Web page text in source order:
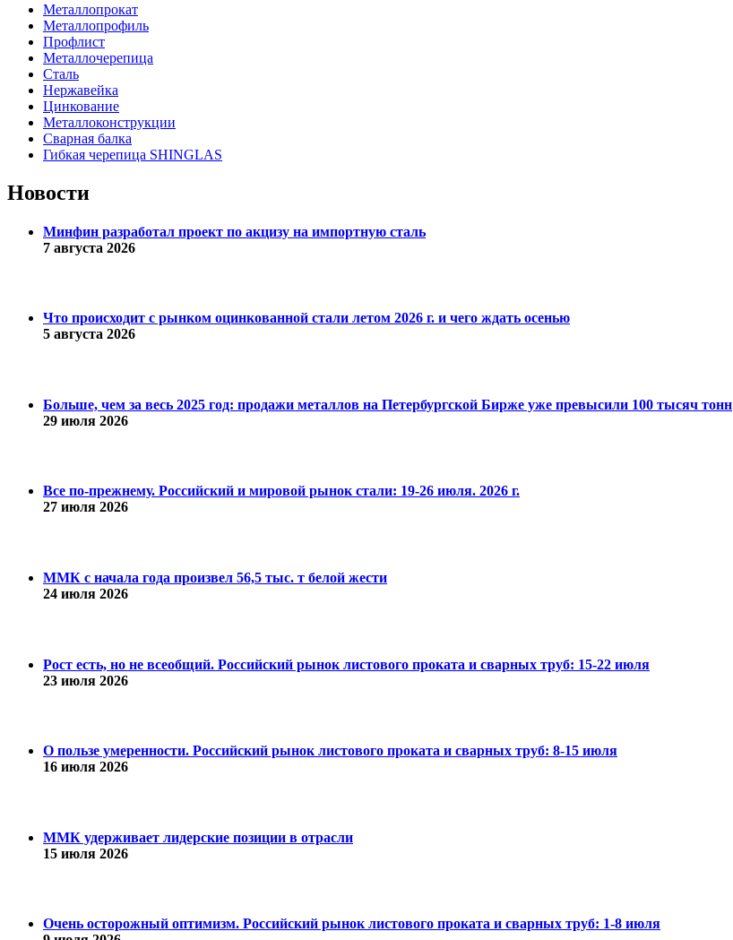
Металлопрокат
Металлопрофиль
Профлист
Металлочерепица
Сталь
Нержавейка
Цинкование
Металлоконструкции
Сварная балка
Гибкая черепица SHINGLAS
Новости
Минфин разработал проект по акцизу на импортную сталь
7 августа 2026
Что происходит с рынком оцинкованной стали летом 2026 г. и чего ждать осенью
5 августа 2026
Больше, чем за весь 2025 год: продажи металлов на Петербургской Бирже уже превысили 100 тысяч тонн
29 июля 2026
Все по-прежнему. Российский и мировой рынок стали: 19-26 июля. 2026 г.
27 июля 2026
ММК с начала года произвел 56,5 тыс. т белой жести
24 июля 2026
Рост есть, но не всеобщий. Российский рынок листового проката и сварных труб: 15-22 июля
23 июля 2026
О пользе умеренности. Российский рынок листового проката и сварных труб: 8-15 июля
16 июля 2026
ММК удерживает лидерские позиции в отрасли
15 июля 2026
Очень осторожный оптимизм. Российский рынок листового проката и сварных труб: 1-8 июля